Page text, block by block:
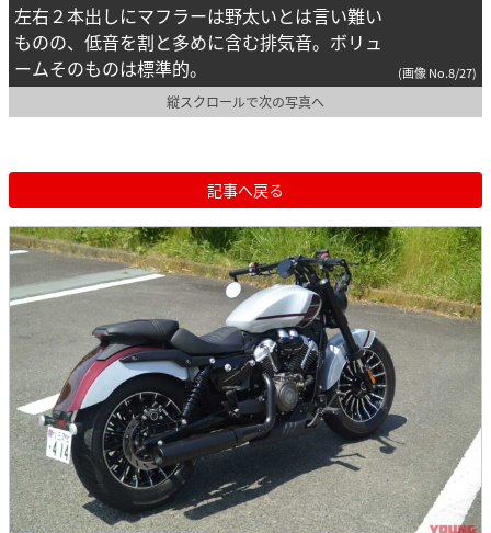
左右２本出しにマフラーは野太いとは言い難い
ものの、低音を割と多めに含む排気音。ボリュ
ームそのものは標準的。
(画像 No.8/27)
縦スクロールで次の写真へ
記事へ戻る